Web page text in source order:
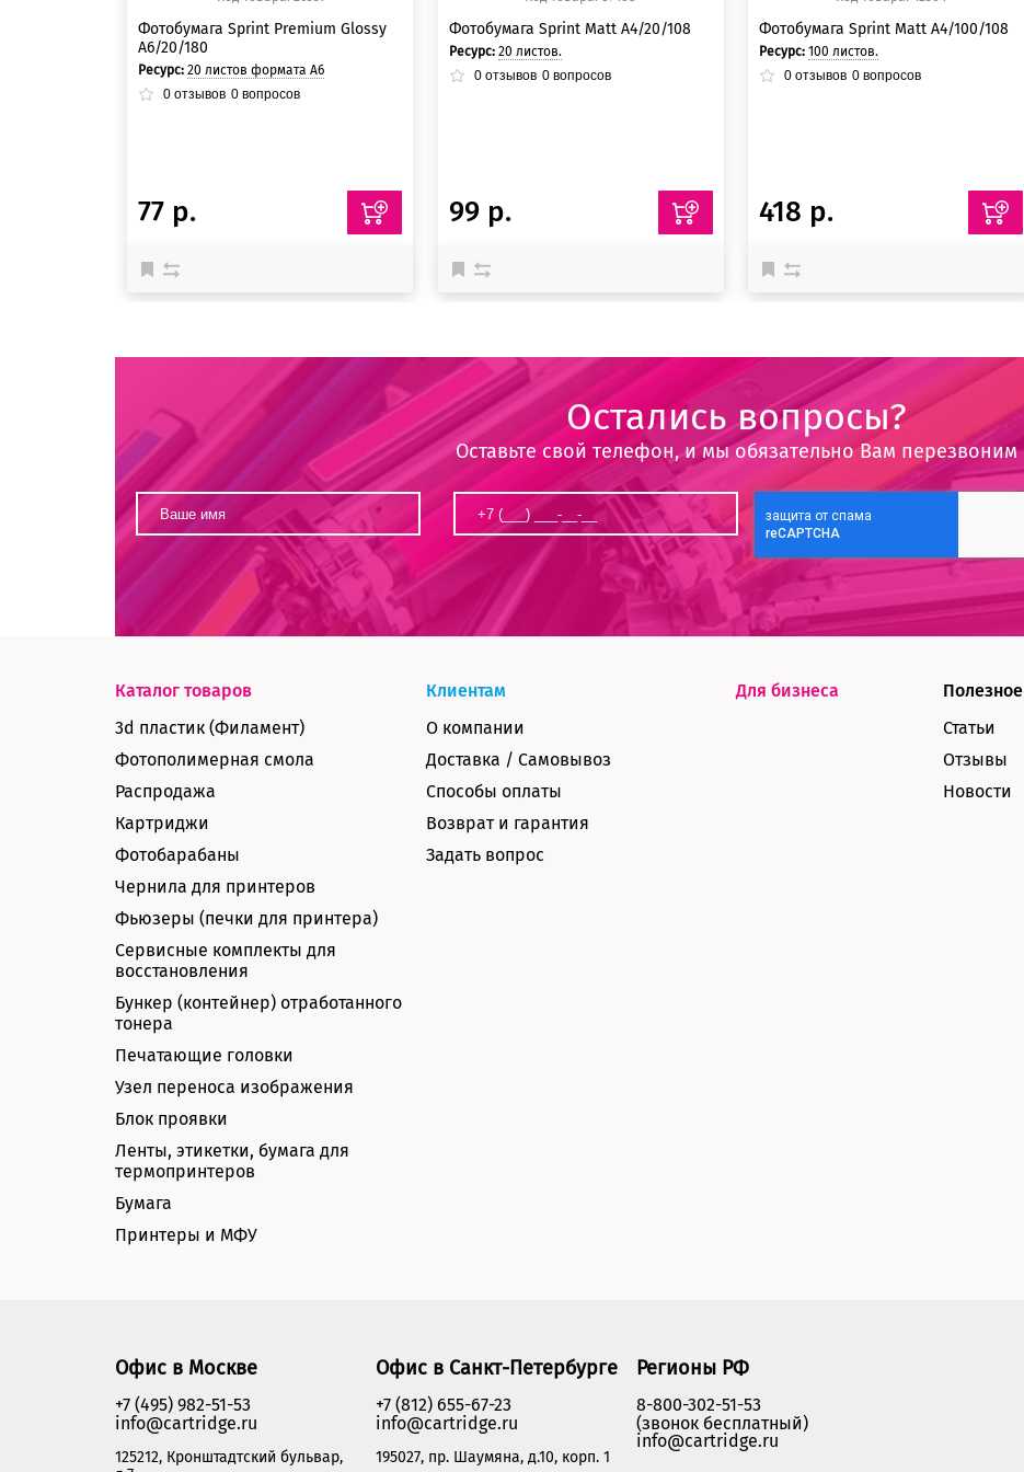
Фотобумага Sprint Premium Glossy
A6/20/180
Ресурс:20 листов формата А6
0 отзывов 0 вопросов
77 р.
Фотобумага Sprint Matt A4/20/108
Ресурс: 20 листов.
0отзывов 0вопросов
99 р.
Фотобумага Sprint Matt A4/100/108
Ресурс:100 листов.
0 отзывов 0 вопросов
418 р.
Остались вопросы?
Оставьте свой телефон, и мы обязательно Вам перезвоним
Каталог товаров
3d пластик (Филамент)
Фотополимерная смола
Распродажа
Картриджи
Фотобарабаны
Чернила для принтеров
Фьюзеры (печки для принтера)
Сервисные комплекты для
восстановления
Бункер (контейнер) отработанного
тонера
Печатающие головки
Узел переноса изображения
Блок проявки
Ленты, этикетки, бумага для
термопринтеров
Бумага
Принтеры и МФУ
Клиентам
О компании
Доставка / Самовывоз
Способы оплаты
Возврат и гарантия
Задать вопрос
Для бизнеса
Полезное
Статьи
Отзывы
Новости
Офис в Москве
+7 (495) 982-51-53
info@cartridge.ru
125212, Кронштадтский бульвар,
Офис в Санкт-Петербурге
+7 (812) 655-67-23
info@cartridge.ru
195027, пр. Шаумяна, д.10, корп. 1
Регионы РФ
8-800-302-51-53
(звонок бесплатный)
info@cartridge.ru